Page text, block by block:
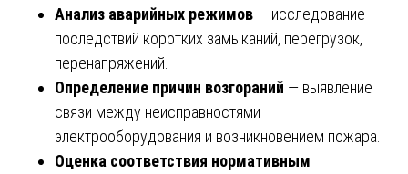
Анализ аварийных режимов — исследование
последствий коротких замыканий, перегрузок,
перенапряжений.
Определение причин возгораний — выявление
связи между неисправностями
электрооборудования и возникновением пожара.
Оценка соответствия нормативным